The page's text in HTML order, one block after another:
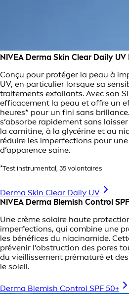
NIVEA Derma Skin Clear Daily UV
Conçu pour protéger la peau à
UV, en particulier lorsque sa
traitements exfoliants. Avec son
efficacement la peau et offre un
heures* pour un fini sans
s’absorbe rapidement sans
la carnitine, à la glycérine et au
réduire les imperfections pour
d’apparence saine.
*Test instrumental, 35 volontaires
Derma Skin Clear Daily UV
NIVEA Derma Blemish Control
Une crème solaire haute
imperfections, qui combine une
les bénéfices du niacinamide.
prévenir l’obstruction des pores
du vieillissement prématuré et
le soleil.
Derma Blemish Control SPF 50+